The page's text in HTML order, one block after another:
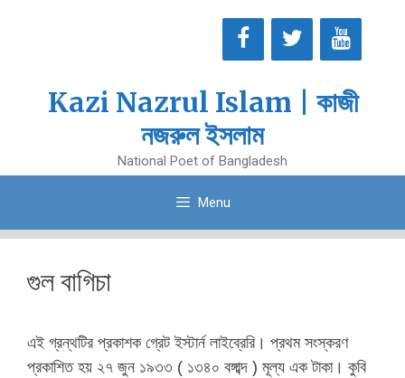
Kazi Nazrul Islam | কাজী
নজরুল ইসলাম
National Poet of Bangladesh
Menu
গুল বাগিচা
এই গ্রন্থটির প্রকাশক গ্রেট ইস্টার্ন লাইব্রেরি। প্রথম সংস্করণ
প্রকাশিত হয় ২৭ জুন ১৯৩৩ ( ১৩৪০ বঙ্গাব্দ ) মূল্য এক টাকা। কুবি